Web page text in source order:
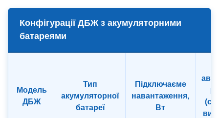
Конфігурації ДБЖ з акумуляторними
батареями
Модель
ДБЖ
Тип
акумуляторної
батареї
Підключаєме
навантаження,
Вт